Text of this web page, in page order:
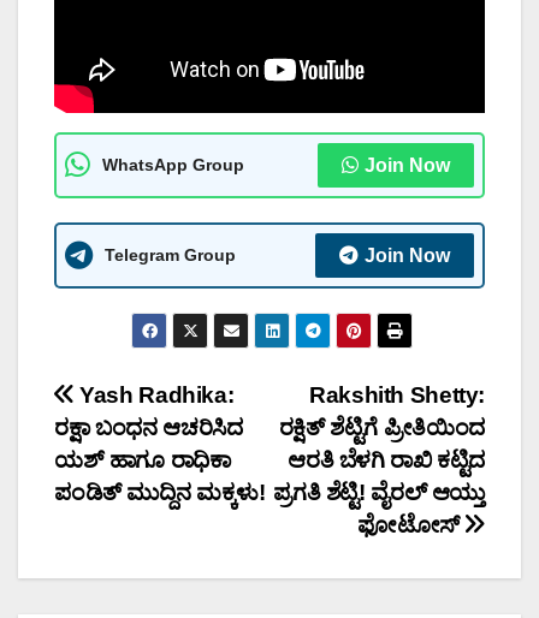
WhatsApp Group Join Now
Telegram Group Join Now
Post
navigation
Rakshith Shetty:
ರಕ್ಷಿತ್ ಶೆಟ್ಟಿಗೆ ಪ್ರೀತಿಯಿಂದ
ಆರತಿ ಬೆಳಗಿ ರಾಖಿ ಕಟ್ಟಿದ
ಪ್ರಗತಿ ಶೆಟ್ಟಿ! ವೈರಲ್ ಆಯ್ತು
ಫೋಟೋಸ್
Yash Radhika:
ರಕ್ಷಾ ಬಂಧನ ಆಚರಿಸಿದ
ಯಶ್ ಹಾಗೂ ರಾಧಿಕಾ
ಪಂಡಿತ್ ಮುದ್ದಿನ ಮಕ್ಕಳು!